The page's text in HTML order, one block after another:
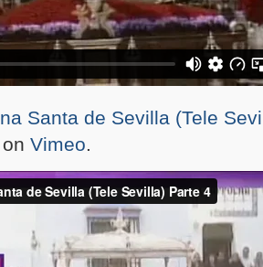
Santa de Sevilla (Tele
on Vimeo.